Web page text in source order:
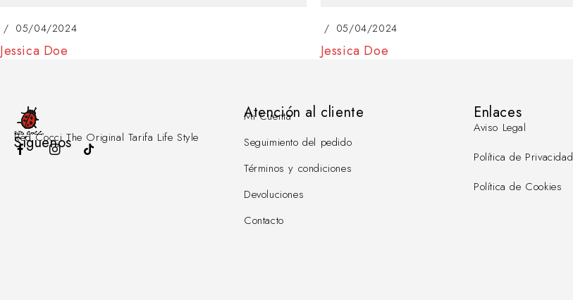
05/04/2024
Jessica Doe
05/04/2024
Jessica Doe
Red Cocci The Original Tarifa Life Style
Síguenos
Atención al cliente
Mi Cuenta
Seguimiento del pedido
Términos y condiciones
Devoluciones
Contacto
Enlaces
Aviso Legal
Política de Privacidad
Política de Cookies